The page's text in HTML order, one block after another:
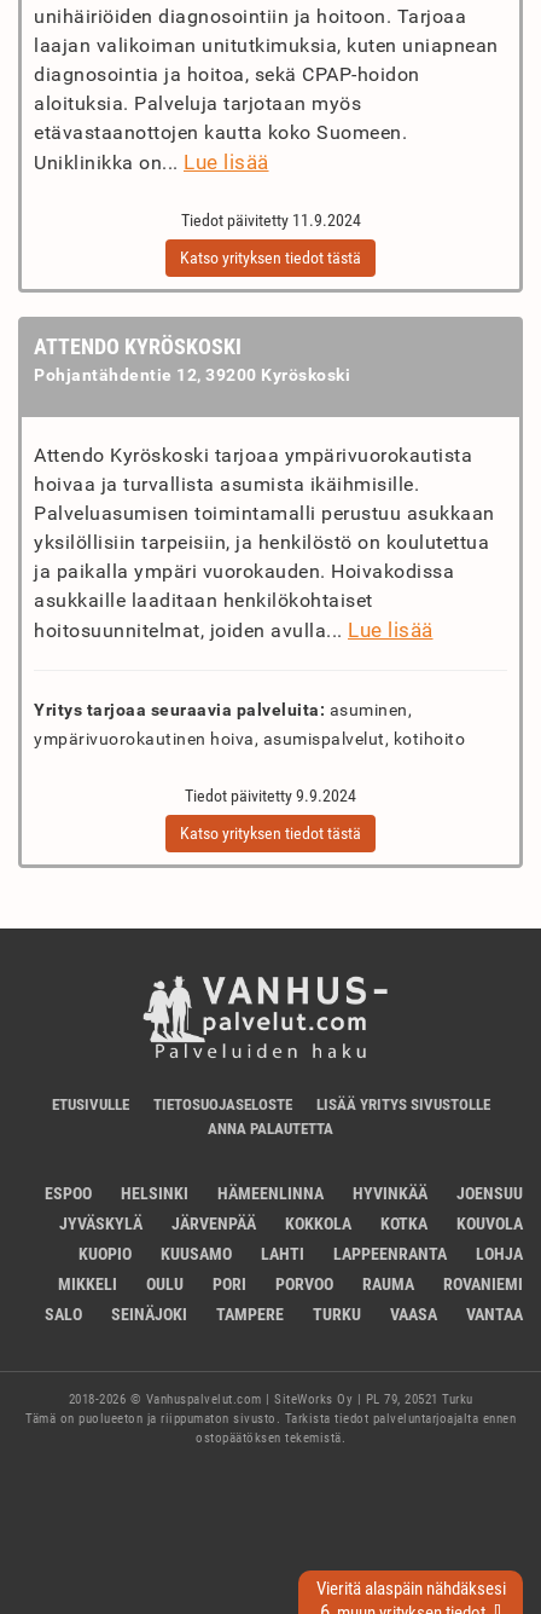
unihäiriöiden diagnosointiin ja hoitoon. Tarjoaa
laajan valikoiman unitutkimuksia, kuten uniapnean
diagnosointia ja hoitoa, sekä CPAP-hoidon
aloituksia. Palveluja tarjotaan myös
etävastaanottojen kautta koko Suomeen.
Uniklinikka on... Lue lisää
Tiedot päivitetty 11.9.2024
Katso yrityksen tiedot tästä
ATTENDO KYRÖSKOSKI
Pohjantähdentie 12, 39200 Kyröskoski
Attendo Kyröskoski tarjoaa ympärivuorokautista
hoivaa ja turvallista asumista ikäihmisille.
Palveluasumisen toimintamalli perustuu asukkaan
yksilöllisiin tarpeisiin, ja henkilöstö on koulutettua
ja paikalla ympäri vuorokauden. Hoivakodissa
asukkaille laaditaan henkilökohtaiset
hoitosuunnitelmat, joiden avulla... Lue lisää
Yritys tarjoaa seuraavia palveluita: asuminen,
ympärivuorokautinen hoiva, asumispalvelut, kotihoito
Tiedot päivitetty 9.9.2024
Katso yrityksen tiedot tästä
Vieritä alaspäin nähdäksesi
ETUSIVULLE TIETOSUOJASELOSTE
LISÄÄ YRITYS SIVUSTOLLE
ANNA PALAUTETTA
ESPOO HELSINKI HÄMEENLINNA HYVINKÄÄ
JOENSUU
JYVÄSKYLÄ
JÄRVENPÄÄ KOKKOLA KOTKA
KOUVOLA
KUOPIO
KUUSAMO LAHTI LAPPEENRANTA
LOHJA
MIKKELI
OULU PORI PORVOO RAUMA
ROVANIEMI
SALO
SEINÄJOKI TAMPERE TURKU VAASA VANTAA
2018-2026 © Vanhuspalvelut.com | SiteWorks Oy | PL 79, 20521 Turku
Tämä on puolueeton ja riippumaton sivusto. Tarkista tiedot palveluntarjoajalta ennen
ostopäätöksen tekemistä.